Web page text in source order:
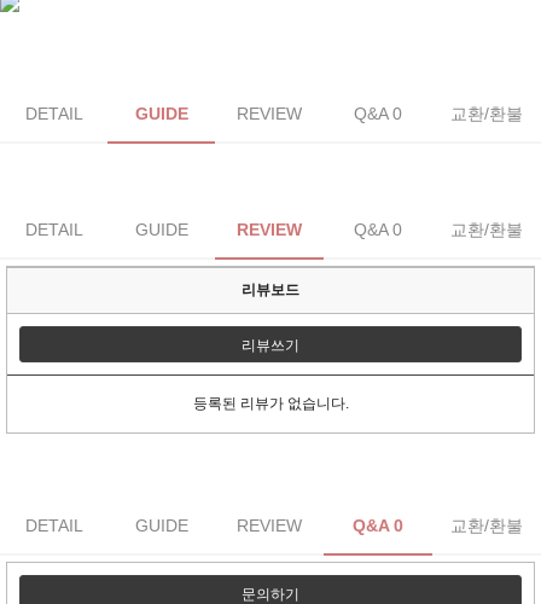
DETAIL GUIDE REVIEW Q&A 0 교환/환불
DETAIL GUIDE REVIEW Q&A 0 교환/환불
리뷰보드
리뷰쓰기
등록된 리뷰가 없습니다.
DETAIL GUIDE REVIEW Q&A 0 교환/환불
문의하기